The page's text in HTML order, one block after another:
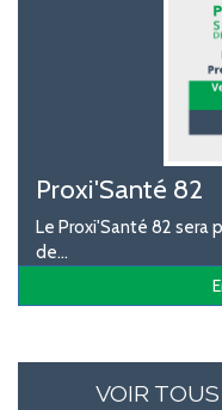
Proxi'Santé 82
Le Proxi'Santé 82 sera
de...
VOIR